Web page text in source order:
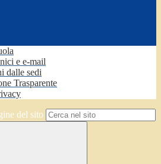
e e-mail
dalle sedi
Trasparente
del sito